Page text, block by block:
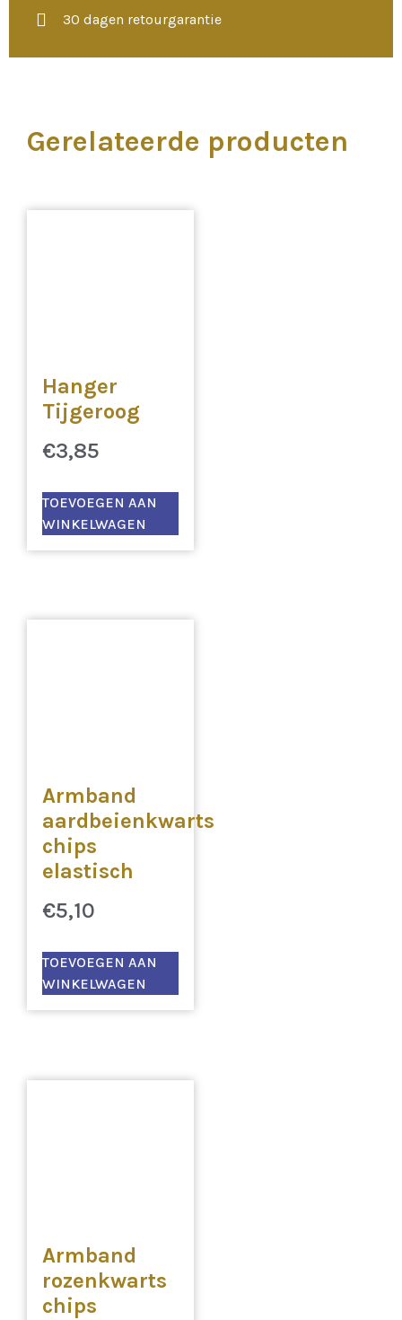
30 dagen retourgarantie
Gerelateerde producten
Hanger
Tijgeroog
€3,85
TOEVOEGEN AAN
WINKELWAGEN
Armband
aardbeienkwarts
chips
elastisch
€5,10
TOEVOEGEN AAN
WINKELWAGEN
Armband
rozenkwarts
chips